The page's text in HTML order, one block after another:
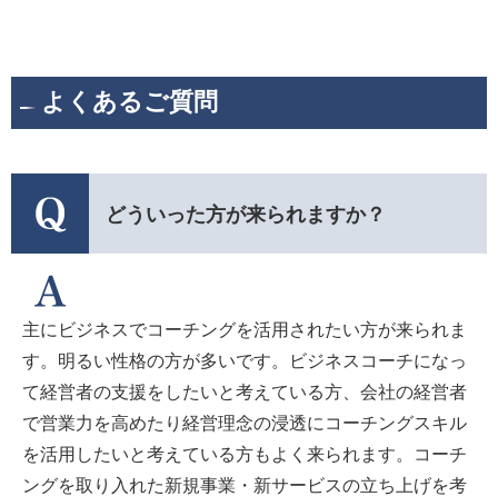
よくあるご質問
どういった方が来られますか？
主にビジネスでコーチングを活用されたい方が来られま
す。明るい性格の方が多いです。ビジネスコーチになっ
て経営者の支援をしたいと考えている方、会社の経営者
で営業力を高めたり経営理念の浸透にコーチングスキル
を活用したいと考えている方もよく来られます。コーチ
ングを取り入れた新規事業・新サービスの立ち上げを考